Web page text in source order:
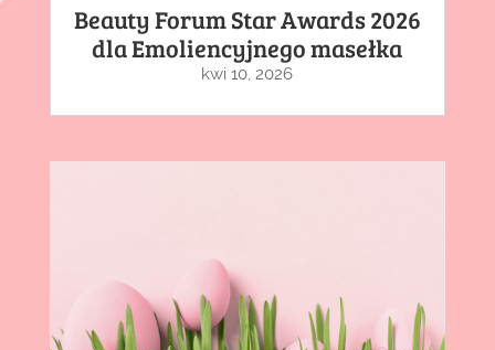
Beauty Forum Star Awards 2026
dla Emoliencyjnego masełka
kwi 10, 2026